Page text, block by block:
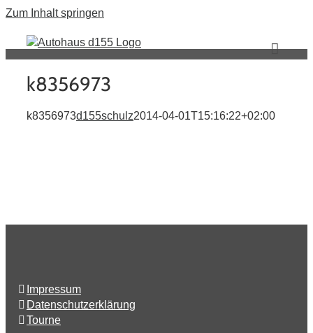
Zum Inhalt springen
k8356973
k8356973d155schulz2014-04-01T15:16:22+02:00
Impressum
Datenschutzerklärung
Tourne